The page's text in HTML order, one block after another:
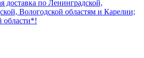
доставка по Ленинградской,
Вологодской областям и Карелии;
области*!